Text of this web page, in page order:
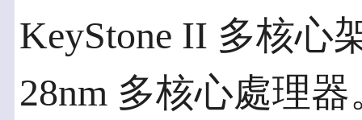
KeyStone II 多核心
28nm 多核心處理